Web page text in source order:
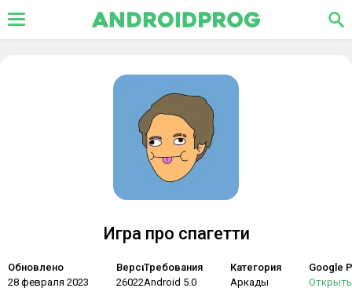
Игра про спагетти
Обновлено
28 февраля 2023
Версия
26022023_2114
Требования
Android 5.0
Категория
Аркады
Google
Открыть